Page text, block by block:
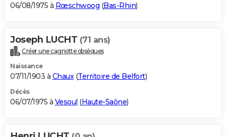
06/08/1975 à Rœschwoog (Bas-Rhin)
Joseph LUCHT (71 ans)
Créer une cagnotte obsèques
Naissance
07/11/1903 à Chaux(Territoire de Belfort)
Décès
06/07/1975 à Vesoul (Haute-Saône)